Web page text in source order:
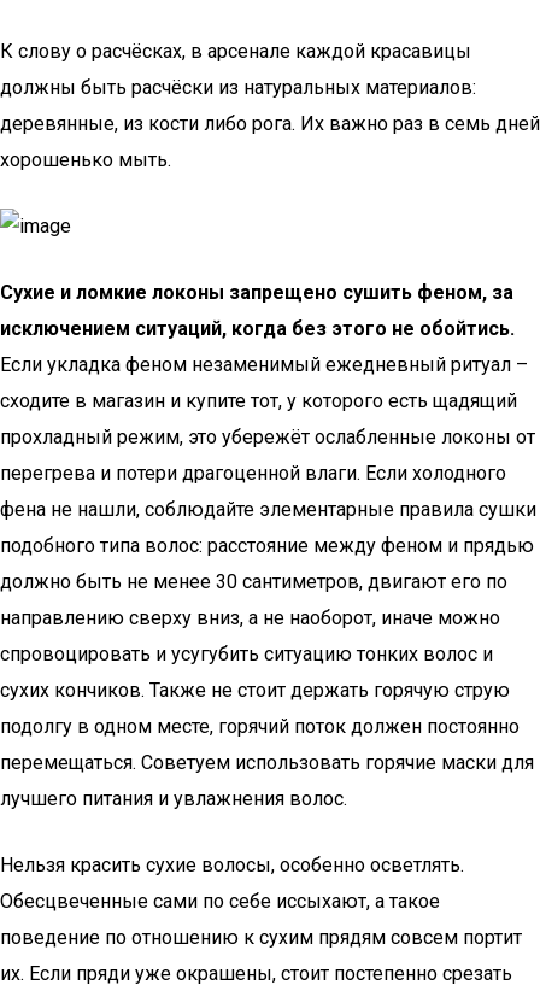
К слову о расчёсках, в арсенале каждой красавицы
должны быть расчёски из натуральных материалов:
деревянные, из кости либо рога. Их важно раз в семь дней
хорошенько мыть.
Сухие и ломкие локоны запрещено сушить феном, за
исключением ситуаций, когда без этого не обойтись.
Если укладка феном незаменимый ежедневный ритуал –
сходите в магазин и купите тот, у которого есть щадящий
прохладный режим, это убережёт ослабленные локоны от
перегрева и потери драгоценной влаги. Если холодного
фена не нашли, соблюдайте элементарные правила сушки
подобного типа волос: расстояние между феном и прядью
должно быть не менее 30 сантиметров, двигают его по
направлению сверху вниз, а не наоборот, иначе можно
спровоцировать и усугубить ситуацию тонких волос и
сухих кончиков. Также не стоит держать горячую струю
подолгу в одном месте, горячий поток должен постоянно
перемещаться. Советуем использовать горячие маски для
лучшего питания и увлажнения волос.
Нельзя красить сухие волосы, особенно осветлять.
Обесцвеченные сами по себе иссыхают, а такое
поведение по отношению к сухим прядям совсем портит
их. Если пряди уже окрашены, стоит постепенно срезать